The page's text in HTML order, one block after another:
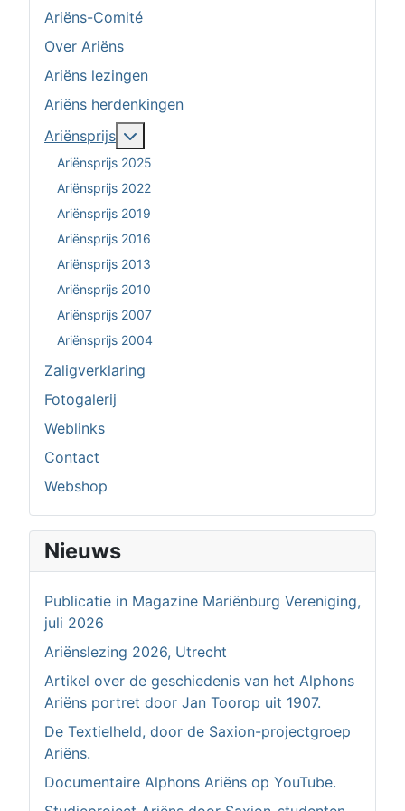
Ariëns-Comité
Over Ariëns
Ariëns lezingen
Ariëns herdenkingen
Ariënsprijs
Ariënsprijs 2025
Ariënsprijs 2022
Ariënsprijs 2019
Ariënsprijs 2016
Ariënsprijs 2013
Ariënsprijs 2010
Ariënsprijs 2007
Ariënsprijs 2004
Zaligverklaring
Fotogalerij
Weblinks
Contact
Webshop
Nieuws
Publicatie in Magazine Mariënburg Vereniging,
juli 2026
Ariënslezing 2026, Utrecht
Artikel over de geschiedenis van het Alphons
Ariëns portret door Jan Toorop uit 1907.
De Textielheld, door de Saxion-projectgroep
Ariëns.
Documentaire Alphons Ariëns op YouTube.